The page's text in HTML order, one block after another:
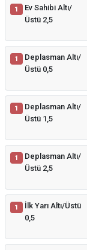
1
Ev Sahibi Altı/
Üstü 2,5
1
Deplasman Altı/
Üstü 0,5
1
Deplasman Altı/
Üstü 1,5
1
Deplasman Altı/
Üstü 2,5
1
İlk Yarı Altı/Üstü
0,5